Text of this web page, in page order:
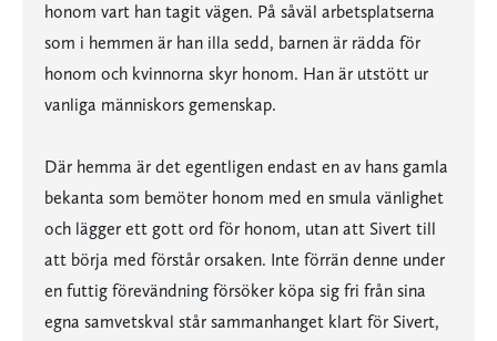
honom vart han tagit vägen. På såväl arbetsplatserna
som i hemmen är han illa sedd, barnen är rädda för
honom och kvinnorna skyr honom. Han är utstött ur
vanliga människors gemenskap.
Där hemma är det egentligen endast en av hans gamla
bekanta som bemöter honom med en smula vänlighet
och lägger ett gott ord för honom, utan att Sivert till
att börja med förstår orsaken. Inte förrän denne under
en futtig förevändning försöker köpa sig fri från sina
egna samvetskval står sammanhanget klart för Sivert,